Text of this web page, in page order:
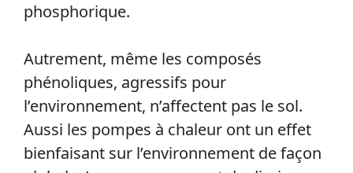
phosphorique.
Autrement, même les composés
phénoliques, agressifs pour
l’environnement, n’affectent pas le sol.
Aussi les pompes à chaleur ont un effet
bienfaisant sur l’environnement de façon